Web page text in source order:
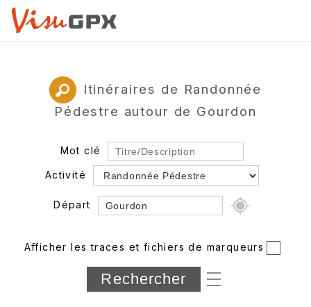
Itinéraires de Randonnée
Pédestre autour de Gourdon
Mot clé
Activité
Départ
Département
Longueur min/max
Afficher les traces et fichiers de marqueurs